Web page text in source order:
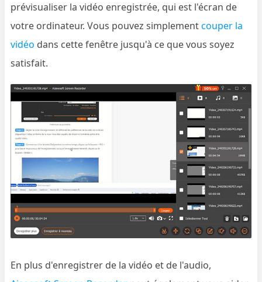
prévisualiser la vidéo enregistrée, qui est l'écran de
votre ordinateur. Vous pouvez simplementcouper la
vidéo dans cette fenêtre jusqu'à ce que vous soyez
satisfait.
En plus d'enregistrer de la vidéo et de l'audio,